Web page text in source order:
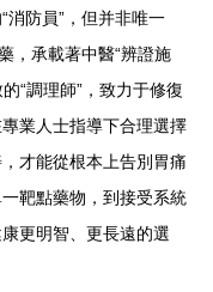
消防員”，但并非唯一
，承載著中醫“辨證施
“調理師”，致力于修復
業人士指導下合理選擇
才能從根本上告別胃痛
靶點藥物，到接受系統
更明智、更長遠的選